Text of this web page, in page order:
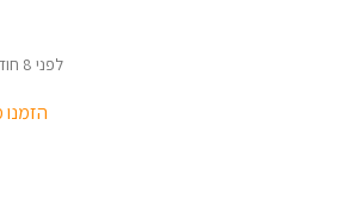
לפני 8 חודשים